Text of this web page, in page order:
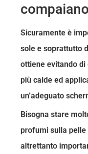
Sicuramente è
sole e soprattutto
ottiene evitando
più calde ed
un’adeguato
Bisogna stare
profumi sulla
altrettanto